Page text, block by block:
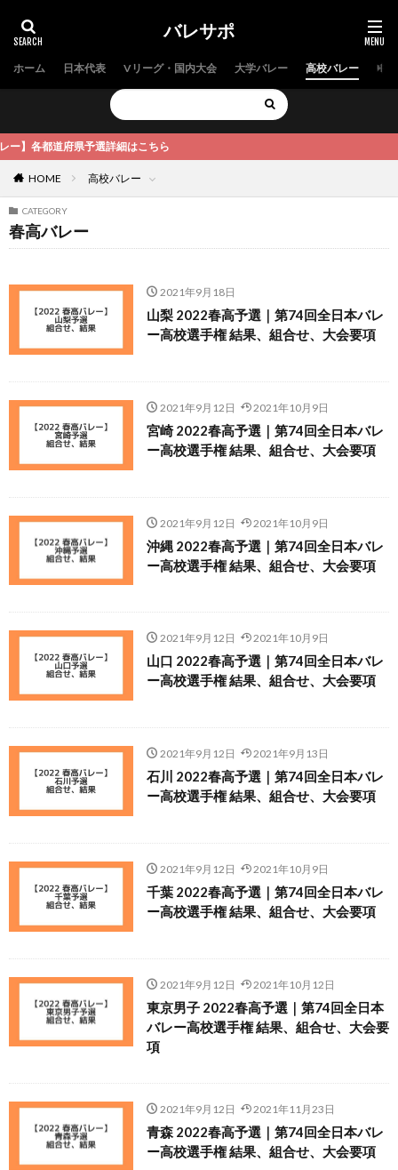
バレサポ
ホーム 日本代表 Vリーグ・国内大会 大学バレー 高校バレー 中
各都道府県予選詳細はこちら
HOME 高校バレー
CATEGORY
春高バレー
2021年9月18日
山梨 2022春高予選｜第74回全日本バレ
ー高校選手権 結果、組合せ、大会要項
2021年9月12日 2021年10月9日
宮崎 2022春高予選｜第74回全日本バレ
ー高校選手権 結果、組合せ、大会要項
2021年9月12日 2021年10月9日
沖縄 2022春高予選｜第74回全日本バレ
ー高校選手権 結果、組合せ、大会要項
2021年9月12日 2021年10月9日
山口 2022春高予選｜第74回全日本バレ
ー高校選手権 結果、組合せ、大会要項
2021年9月12日 2021年9月13日
石川 2022春高予選｜第74回全日本バレ
ー高校選手権 結果、組合せ、大会要項
2021年9月12日 2021年10月9日
千葉 2022春高予選｜第74回全日本バレ
ー高校選手権 結果、組合せ、大会要項
2021年9月12日 2021年10月12日
東京男子 2022春高予選｜第74回全日本
バレー高校選手権 結果、組合せ、大会要
項
2021年9月12日 2021年11月23日
青森 2022春高予選｜第74回全日本バレ
ー高校選手権 結果、組合せ、大会要項